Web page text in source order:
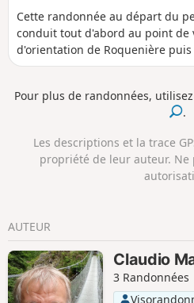
Cette randonnée au départ du
conduit tout d'abord au point de
d'orientation de Roquenière
le paysage se dévoile à 360°.
les cheminements en crête qui
belles perspectives sur les
Pour plus de randonnées,
.
Les descriptions et la trace
propriété de leur auteur. Ne
AUTEUR
Claudio
3 Randonnées